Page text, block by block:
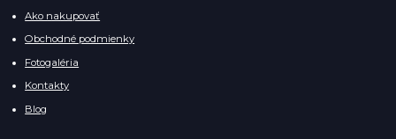
Ako nakupovať
Obchodné podmienky
Fotogaléria
Kontakty
Blog